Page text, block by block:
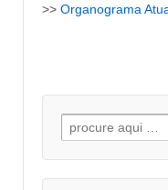
>> Organograma
Buscar por: